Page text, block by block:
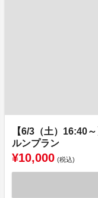
【6/3（土）16:40
ルンプラン
¥10,000 (税込)